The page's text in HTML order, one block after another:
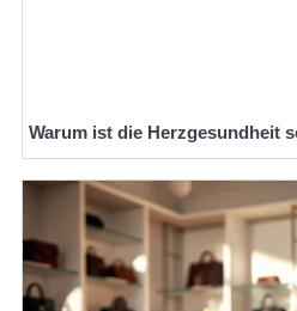
Warum ist die Herzgesundheit